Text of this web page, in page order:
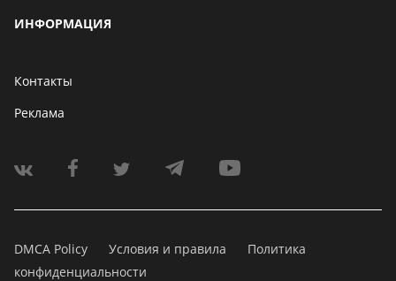
ИНФОРМАЦИЯ
Контакты
Реклама
DMCA Policy Условия и правила
Политика
конфиденциальности